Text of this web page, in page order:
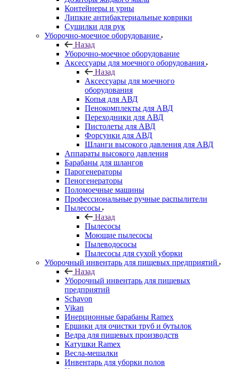
Контейнеры и урны
Липкие антибактериальные коврики
Сушилки для рук
Уборочно-моечное оборудование
Назад
Уборочно-моечное оборудование
Аксессуары для моечного оборудования
Назад
Аксессуары для моечного
оборудования
Копья для АВД
Пенокомплекты для АВД
Переходники для АВД
Пистолеты для АВД
Форсунки для АВД
Шланги высокого давления для АВД
Аппараты высокого давления
Барабаны для шлангов
Парогенераторы
Пеногенераторы
Поломоечные машины
Профессиональные ручные распылители
Пылесосы
Назад
Пылесосы
Моющие пылесосы
Пылеводососы
Пылесосы для сухой уборки
Уборочный инвентарь для пищевых предприятий
Назад
Уборочный инвентарь для пищевых
предприятий
Schavon
Vikan
Инерционные барабаны Ramex
Ершики для очистки труб и бутылок
Ведра для пищевых производств
Катушки Ramex
Весла-мешалки
Инвентарь для уборки полов